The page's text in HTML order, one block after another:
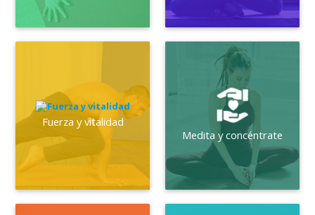
Fuerza y vitalidad
Medita y concéntrate